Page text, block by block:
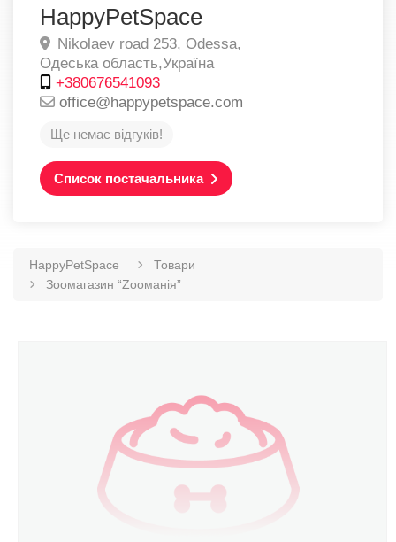
HappyPetSpace
Nikolaev road 253, Odessa,
Одеська область,Україна
+380676541093
office@happypetspace.com
Ще немає відгуків!
Список постачальника
HappyPetSpace
Товари
Зоомагазин “Zooманія”